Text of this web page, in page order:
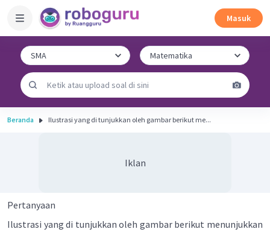
Masuk
Beranda Ilustrasi yang di tunjukkan oleh gambar berikut me...
Iklan
Pertanyaan
Ilustrasi yang di tunjukkan oleh gambar berikut menunjukkan